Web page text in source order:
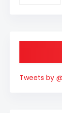
Tweets by